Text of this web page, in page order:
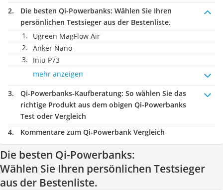
Die besten Qi-Powerbanks: Wählen Sie Ihren
persönlichen Testsieger aus der Bestenliste.
Ugreen MagFlow Air
Anker Nano
Iniu P73
mehr anzeigen
Qi-Powerbanks-Kaufberatung: So wählen Sie das
richtige Produkt aus dem obigen Qi-Powerbanks
Test oder Vergleich
Kommentare zum Qi-Powerbank Vergleich
Die besten Qi-Powerbanks:
Wählen Sie Ihren persönlichen Testsieger
aus der Bestenliste.